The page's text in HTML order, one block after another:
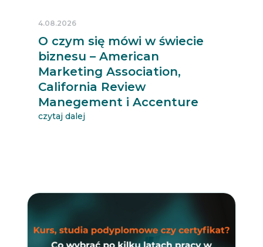
O czym się mówi w świecie
biznesu – American
Marketing Association,
California Review
Manegement i Accenture
4.08.2026
czytaj dalej